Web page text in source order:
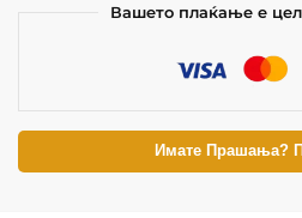
Вашето плаќање е
Имате Прашања?